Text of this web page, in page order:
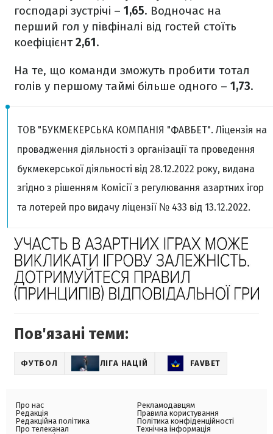
господарі зустрічі – 1,65. Водночас на
перший гол у півфіналі від гостей стоїть
коефіцієнт2,61.
На те, що команди зможуть пробити тотал
голів у першому таймі більше одного – 1,73.
ТОВ "БУКМЕКЕРСЬКА КОМПАНІЯ "ФАВБЕТ". Ліцензія на
провадження діяльності з організації та проведення
букмекерської діяльності від 28.12.2022 року, видана
згідно з рішенням Комісії з регулювання азартних ігор
та лотерей про видачу ліцензії № 433 від 13.12.2022.
Пов'язані теми:
ФУТБОЛ ЛІГА НАЦІЙ FAVBET
Про нас
Редакція
Редакційна політика
Про телеканал
Рекламодавцям
Правила користування
Політика конфіденційності
Технічна інформація